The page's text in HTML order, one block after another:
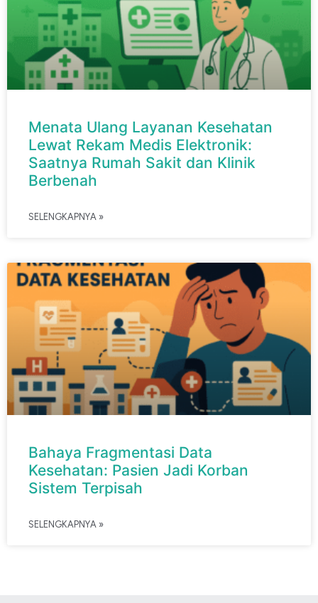
Menata Ulang Layanan Kesehatan
Lewat Rekam Medis Elektronik:
Saatnya Rumah Sakit dan Klinik
Berbenah
SELENGKAPNYA »
Bahaya Fragmentasi Data
Kesehatan: Pasien Jadi Korban
Sistem Terpisah
SELENGKAPNYA »